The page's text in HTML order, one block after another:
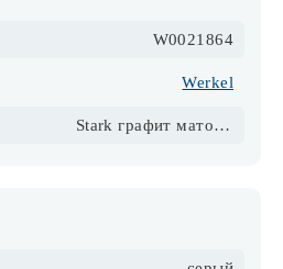
W0021864
Werkel
Stark графит матовый